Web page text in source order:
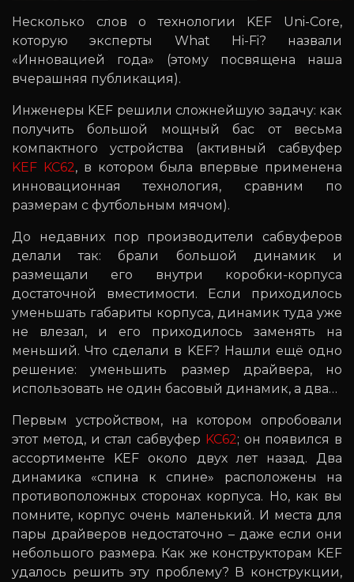
Несколько слов о технологии KEF Uni-Core,
которую эксперты What Hi-Fi? назвали
«Инновацией года» (этому посвящена наша
вчерашняя публикация).
Инженеры KEF решили сложнейшую задачу: как
получить большой мощный бас от весьма
компактного устройства (активный сабвуфер
KEF KC62, в котором была впервые применена
инновационная технология, сравним по
размерам с футбольным мячом).
До недавних пор производители сабвуферов
делали так: брали большой динамик и
размещали его внутри коробки-корпуса
достаточной вместимости. Если приходилось
уменьшать габариты корпуса, динамик туда уже
не влезал, и его приходилось заменять на
меньший. Что сделали в KEF? Нашли ещё одно
решение: уменьшить размер драйвера, но
использовать не один басовый динамик, а два…
Первым устройством, на котором опробовали
этот метод, и стал сабвуфер KC62; он появился в
ассортименте KEF около двух лет назад. Два
динамика «спина к спине» расположены на
противоположных сторонах корпуса. Но, как вы
помните, корпус очень маленький. И места для
пары драйверов недостаточно – даже если они
небольшого размера. Как же конструкторам KEF
удалось решить эту проблему? В конструкции,